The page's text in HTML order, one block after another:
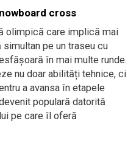
cross
olimpică care implică mai
pe un traseu cu
în mai multe runde.
nu doar abilități tehnice, ci
a avansa în etapele
populară datorită
pe care îl oferă